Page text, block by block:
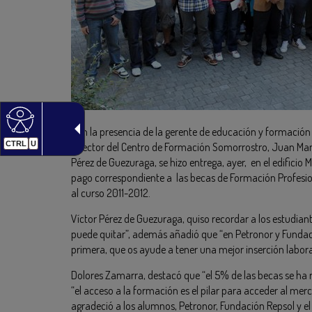
CTRL U
Con la presencia de la gerente de educación y
director del Centro de Formación Somorrostro, Juan
Pérez de Guezuraga, se hizo entrega, ayer, en el edificio
pago correspondiente a las becas de Formación
al curso 2011-2012.
Víctor Pérez de Guezuraga, quiso recordar a los
puede quitar”, además añadió que “en Petronor y
primera, que os ayude a tener una mejor inserción
Dolores Zamarra, destacó que “el 5% de las becas se
“el acceso a la formación es el pilar para acceder al
agradeció a los alumnos, Petronor, Fundación Repsol y